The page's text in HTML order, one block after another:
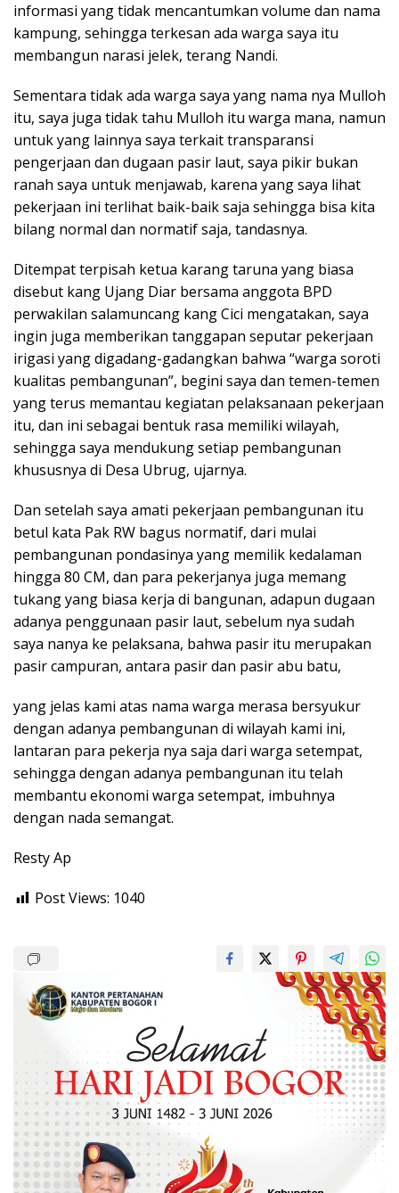
informasi yang tidak mencantumkan volume dan nama
kampung, sehingga terkesan ada warga saya itu
membangun narasi jelek, terang Nandi.
Sementara tidak ada warga saya yang nama nya Mulloh
itu, saya juga tidak tahu Mulloh itu warga mana, namun
untuk yang lainnya saya terkait transparansi
pengerjaan dan dugaan pasir laut, saya pikir bukan
ranah saya untuk menjawab, karena yang saya lihat
pekerjaan ini terlihat baik-baik saja sehingga bisa kita
bilang normal dan normatif saja, tandasnya.
Ditempat terpisah ketua karang taruna yang biasa
disebut kang Ujang Diar bersama anggota BPD
perwakilan salamuncang kang Cici mengatakan, saya
ingin juga memberikan tanggapan seputar pekerjaan
irigasi yang digadang-gadangkan bahwa “warga soroti
kualitas pembangunan”, begini saya dan temen-temen
yang terus memantau kegiatan pelaksanaan pekerjaan
itu, dan ini sebagai bentuk rasa memiliki wilayah,
sehingga saya mendukung setiap pembangunan
khususnya di Desa Ubrug, ujarnya.
Dan setelah saya amati pekerjaan pembangunan itu
betul kata Pak RW bagus normatif, dari mulai
pembangunan pondasinya yang memilik kedalaman
hingga 80 CM, dan para pekerjanya juga memang
tukang yang biasa kerja di bangunan, adapun dugaan
adanya penggunaan pasir laut, sebelum nya sudah
saya nanya ke pelaksana, bahwa pasir itu merupakan
pasir campuran, antara pasir dan pasir abu batu,
yang jelas kami atas nama warga merasa bersyukur
dengan adanya pembangunan di wilayah kami ini,
lantaran para pekerja nya saja dari warga setempat,
sehingga dengan adanya pembangunan itu telah
membantu ekonomi warga setempat, imbuhnya
dengan nada semangat.
Resty Ap
Post Views: 1040